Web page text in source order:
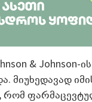
& Johnson-
მიუხედავად
რომ